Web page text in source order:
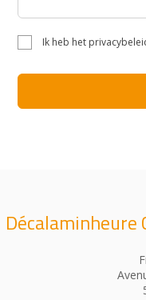
Ik heb het
Décalaminheure